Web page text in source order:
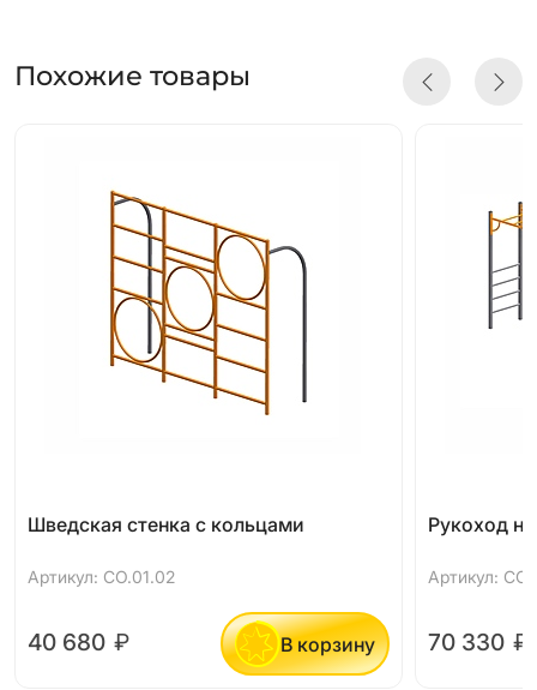
Похожие товары
Шведская стенка с кольцами
Артикул: СО.01.02
40 680 ₽ В корзину
Рукоход
Артикул:
70 330 ₽